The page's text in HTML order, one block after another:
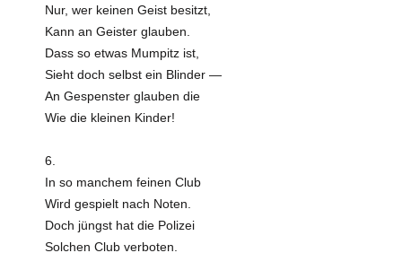
Nur, wer keinen Geist besitzt,
Kann an Geister glauben.
Dass so etwas Mumpitz ist,
Sieht doch selbst ein Blinder —
An Gespenster glauben die
Wie die kleinen Kinder!
6.
In so manchem feinen Club
Wird gespielt nach Noten.
Doch jüngst hat die Polizei
Solchen Club verboten.